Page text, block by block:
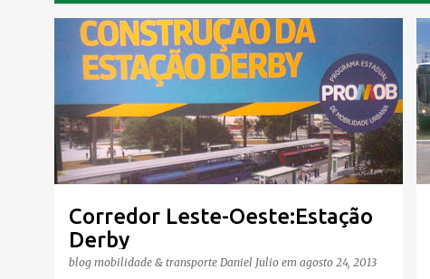
P
s
t
a
g
Corredor Leste-Oeste:Estação
Derby
blog mobilidade & transporte Daniel Julio em agosto 24, 2013